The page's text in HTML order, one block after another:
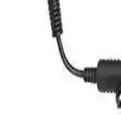
Frisby FOEM
Kaynağı
Frisby FOEM FPS-
ve uygun fiyatıyla temel
stabil enerji sağlar ve
S-Link Cat6 Gri 7